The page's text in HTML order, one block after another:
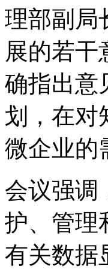
理部副局
展的若干
确指出意
划，在对
微企业
会议强调
护、管理
有关数据